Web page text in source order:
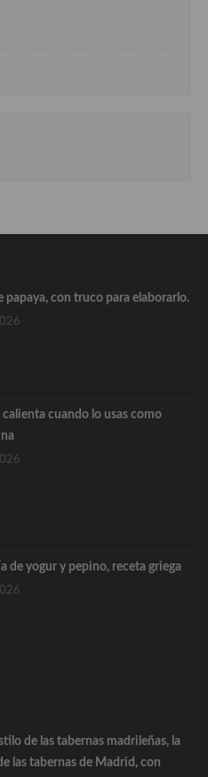
papaya, con truco para elaborarlo.
calienta cuando lo usas como
de yogur y pepino, receta griega
de las tabernas madrileñas, la
las tabernas de Madrid, con